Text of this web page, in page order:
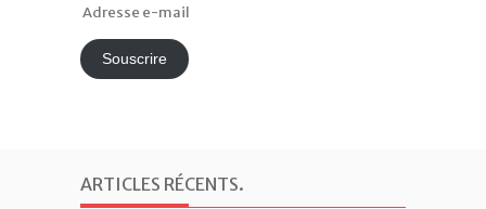
Adresse
mailSouscrire
ARTICLES RÉCENTS.